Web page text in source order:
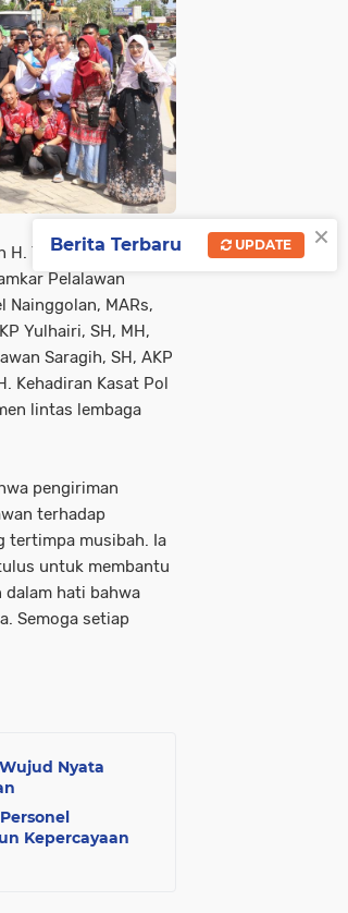
H. Tengku Zulfan, SE,
Pelalawan
Nainggolan, MARs,
Yulhairi, SH, MH,
Saragih, SH, AKP
Kehadiran Kasat Pol
lintas lembaga
pengiriman
terhadap
tertimpa musibah. Ia
untuk membantu
dalam hati bahwa
Semoga setiap
Nyata
Kepercayaan
×
Berita Terbaru UPDATE